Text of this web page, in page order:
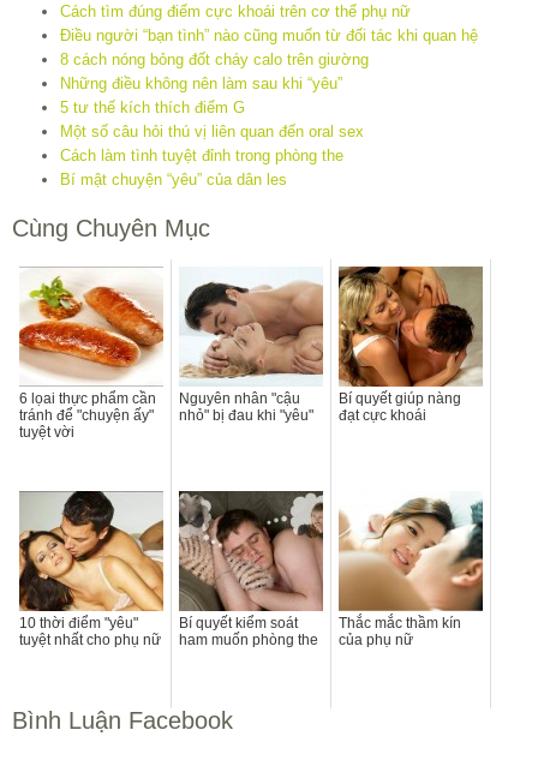
Cách tìm đúng điểm cực khoái trên cơ thể phụ nữ
Điều người “bạn tình” nào cũng muốn từ đối tác khi quan hệ
8 cách nóng bỏng đốt cháy calo trên giường
Những điều không nên làm sau khi “yêu”
5 tư thế kích thích điểm G
Một số câu hỏi thú vị liên quan đến oral sex
Cách làm tình tuyệt đỉnh trong phòng the
Bí mật chuyện “yêu” của dân les
Cùng Chuyên Mục
6 lọai thực phẩm cần
tránh để "chuyện ấy"
tuyệt vời
Nguyên nhân "cậu
nhỏ" bị đau khi "yêu"
Bí quyết giúp nàng
đạt cực khoái
10 thời điểm "yêu"
tuyệt nhất cho phụ nữ
Bí quyết kiểm soát
ham muốn phòng the
Thắc mắc thầm kín
của phụ nữ
Bình Luận Facebook